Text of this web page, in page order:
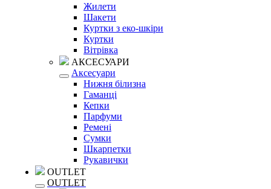
Жилети
Шакети
Куртки з еко-шкіри
Куртки
Вітрівка
АКСЕСУАРИ
Аксесуари
Нижня білизна
Гаманці
Кепки
Парфуми
Ремені
Сумки
Шкарпетки
Рукавички
OUTLET
OUTLET